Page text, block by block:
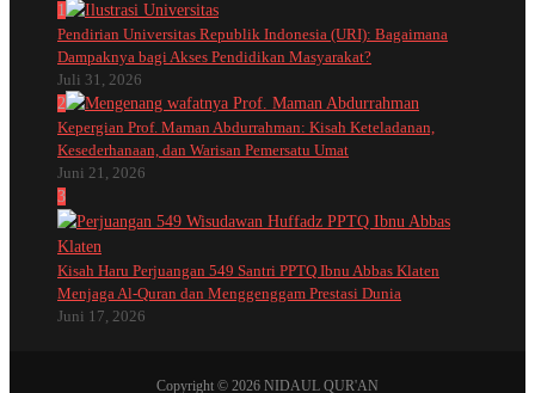
1
Pendirian Universitas Republik Indonesia (URI): Bagaimana
Dampaknya bagi Akses Pendidikan Masyarakat?
Juli 31, 2026
2
Kepergian Prof. Maman Abdurrahman: Kisah Keteladanan,
Kesederhanaan, dan Warisan Pemersatu Umat
Juni 21, 2026
3
Kisah Haru Perjuangan 549 Santri PPTQ Ibnu Abbas Klaten
Menjaga Al-Quran dan Menggenggam Prestasi Dunia
Juni 17, 2026
Copyright © 2026 NIDAUL QUR'AN